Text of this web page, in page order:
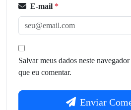
E-mail *
Salvar meus dados neste
que eu comentar.
Enviar